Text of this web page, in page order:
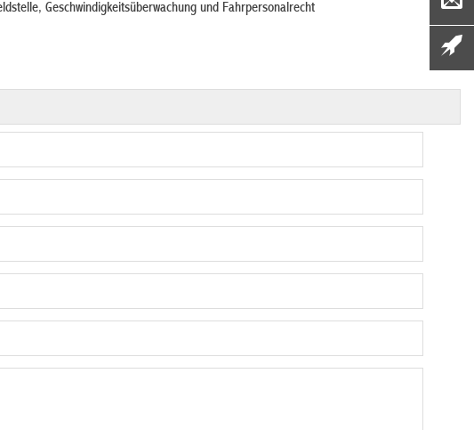
Geschwindigkeitsüberwachung und Fahrpersonalrecht